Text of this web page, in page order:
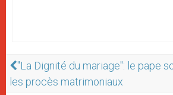
"La Dignité du mariage": le pape
les procès matrimoniaux